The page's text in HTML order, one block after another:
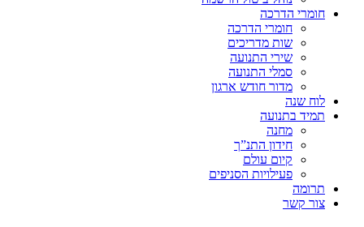
חומרי הדרכה
חומרי הדרכה
שות מדריכים
שירי התנועה
סמלי התנועה
מדור חודש ארגון
לוח שנה
תמיד בתנועה
מחנה
חידון התנ”ך
קיום עולם
פעילויות הסניפים
תרומה
צור קשר